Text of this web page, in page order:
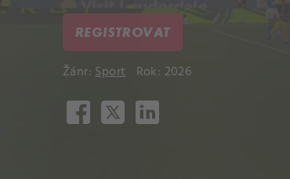
REGISTROVAT
Žánr:Sport Rok: 2026